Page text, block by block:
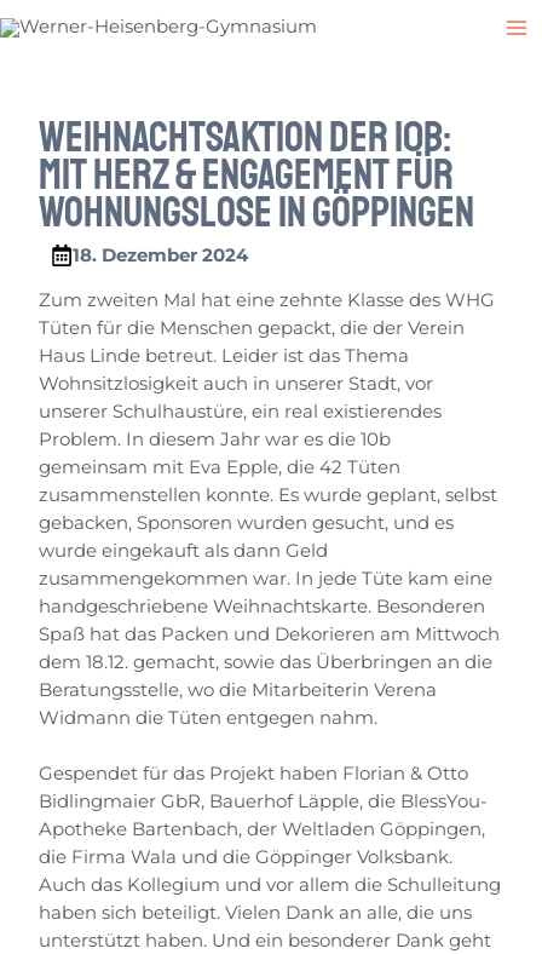
Inhalt
Weihnachtsaktion der 10b:
Mit Herz & Engagement für
Wohnungslose in Göppingen
18. Dezember 2024
Zum zweiten Mal hat eine zehnte Klasse des WHG
Tüten für die Menschen gepackt, die der Verein
Haus Linde betreut. Leider ist das Thema
Wohnsitzlosigkeit auch in unserer Stadt, vor
unserer Schulhaustüre, ein real existierendes
Problem. In diesem Jahr war es die 10b
gemeinsam mit Eva Epple, die 42 Tüten
zusammenstellen konnte. Es wurde geplant, selbst
gebacken, Sponsoren wurden gesucht, und es
wurde eingekauft als dann Geld
zusammengekommen war. In jede Tüte kam eine
handgeschriebene Weihnachtskarte. Besonderen
Spaß hat das Packen und Dekorieren am Mittwoch
dem 18.12. gemacht, sowie das Überbringen an die
Beratungsstelle, wo die Mitarbeiterin Verena
Widmann die Tüten entgegen nahm.
Gespendet für das Projekt haben Florian & Otto
Bidlingmaier GbR, Bauerhof Läpple, die BlessYou-
Apotheke Bartenbach, der Weltladen Göppingen,
die Firma Wala und die Göppinger Volksbank.
Auch das Kollegium und vor allem die Schulleitung
haben sich beteiligt. Vielen Dank an alle, die uns
unterstützt haben. Und ein besonderer Dank geht
navigation